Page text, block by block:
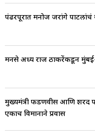
पंढरपूरात मनोज जरांगे
मनसे अध्यक्ष राज ठाकरेंकडून मुंबई-
मुख्यमंत्री फडणवीस आणि शरद
एकाच विमानाने प्रवास